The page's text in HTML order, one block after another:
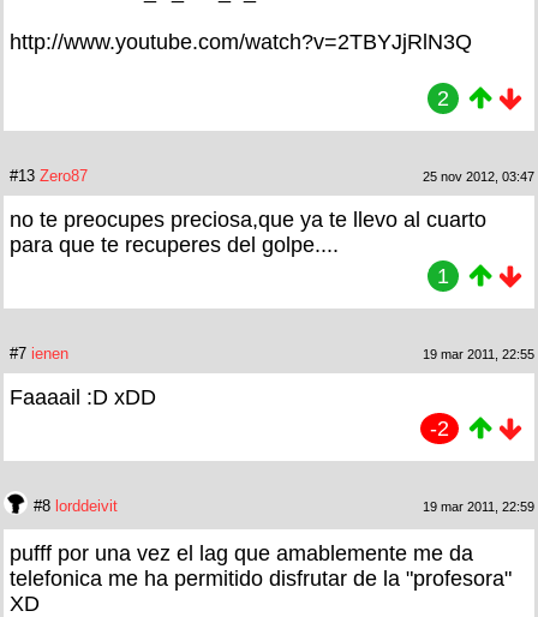
http://www.youtube.com/watch?v=2TBYJjRlN3Q
2
#13 Zero87 25 nov 2012, 03:47
no te preocupes preciosa,que ya te llevo al cuarto
para que te recuperes del golpe....
1
#7 ienen 19 mar 2011, 22:55
Faaaail :D xDD
-2
#8 lorddeivit 19 mar 2011, 22:59
pufff por una vez el lag que amablemente me da
telefonica me ha permitido disfrutar de la "profesora"
XD